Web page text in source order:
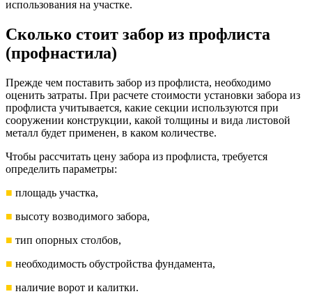
использования на участке.
Сколько стоит забор из профлиста
(профнастила)
Прежде чем поставить забор из профлиста, необходимо
оценить затраты. При расчете стоимости установки забора из
профлиста учитывается, какие секции используются при
сооружении конструкции, какой толщины и вида листовой
металл будет применен, в каком количестве.
Чтобы рассчитать цену забора из профлиста, требуется
определить параметры:
■ площадь участка,
■ высоту возводимого забора,
■ тип опорных столбов,
■ необходимость обустройства фундамента,
■ наличие ворот и калитки.